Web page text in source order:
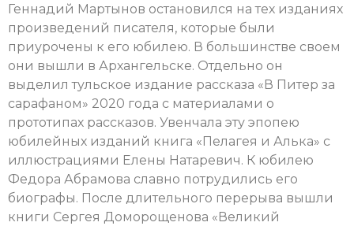
Геннадий Мартынов остановился на тех изданиях
произведений писателя, которые были
приурочены к его юбилею. В большинстве своем
они вышли в Архангельске. Отдельно он
выделил тульское издание рассказа «В Питер за
сарафаном» 2020 года с материалами о
прототипах рассказов. Увенчала эту эпопею
юбилейных изданий книга «Пелагея и Алька» с
иллюстрациями Елены Натаревич. К юбилею
Федора Абрамова славно потрудились его
биографы. После длительного перерыва вышли
книги Сергея Доморощенова «Великий